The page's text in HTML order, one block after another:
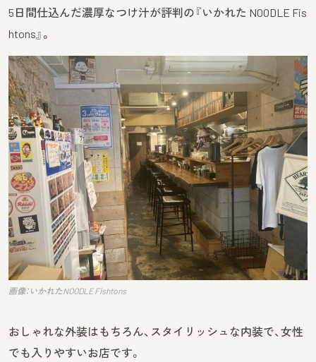
5日間仕込んだ濃厚なつけ汁が評判の『いかれた NOODLE Fis
htons』。
画像：いかれたNOODLE Fishtons
おしゃれな外装はもちろん、スタイリッシュな内装で、女性
でも入りやすいお店です。